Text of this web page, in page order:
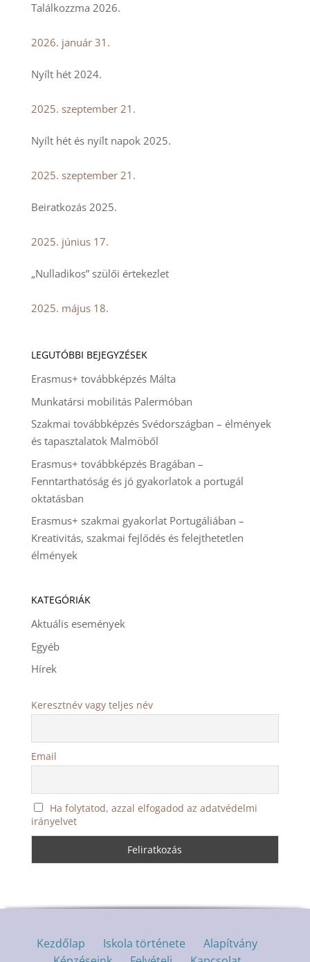
Találkozzma 2026.
2026. január 31.
Nyílt hét 2024.
2025. szeptember 21.
Nyílt hét és nyílt napok 2025.
2025. szeptember 21.
Beiratkozás 2025.
2025. június 17.
„Nulladikos” szülői értekezlet
2025. május 18.
LEGUTÓBBI BEJEGYZÉSEK
Erasmus+ továbbképzés Málta
Munkatársi mobilitás Palermóban
Szakmai továbbképzés Svédországban – élmények
és tapasztalatok Malmöből
Erasmus+ továbbképzés Bragában –
Fenntarthatóság és jó gyakorlatok a portugál
oktatásban
Erasmus+ szakmai gyakorlat Portugáliában –
Kreativitás, szakmai fejlődés és felejthetetlen
élmények
KATEGÓRIÁK
Aktuális események
Egyéb
Hírek
Keresztnév vagy teljes név
Email
Ha folytatod, azzal elfogadod az adatvédelmi
irányelvet
Kezdőlap Iskola története
Alapítvány